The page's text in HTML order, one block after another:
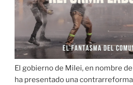
El gobierno de Milei, en nombre
ha presentado una